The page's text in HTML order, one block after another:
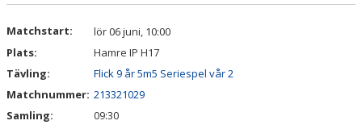
MATCHER
BÖRJA I SKILJEBO SK
BOKNING KLUBBHUSET
Matchstart:
lör 06 juni, 10:00
Plats:
Hamre IP H17
Tävling:
Flick 9 år 5m5 Seriespel vår 2
Matchnummer: 213321029
Samling:
09:30